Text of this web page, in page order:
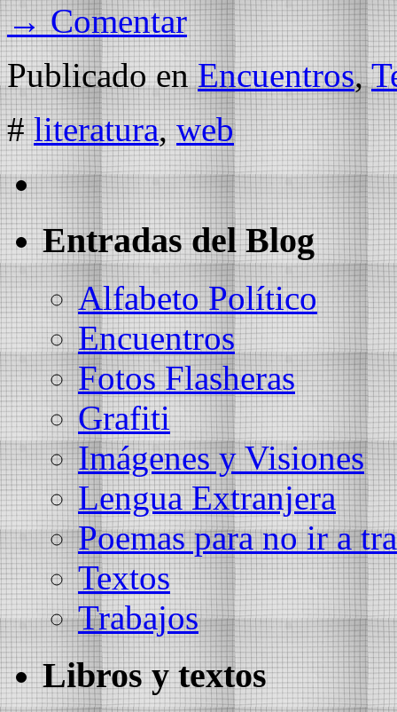
→ Comentar
Publicado en Encuentros,
# literatura,web
Entradas del Blog
Alfabeto Político
Encuentros
Fotos Flasheras
Grafiti
Imágenes y Visiones
Lengua Extranjera
Poemas para no ir a
Textos
Trabajos
Libros y textos